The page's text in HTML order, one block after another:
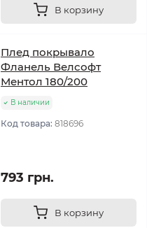
В корзину
Плед покрывало
Фланель Велсофт
Ментол 180/200
В наличии
Код товара: 818696
793 грн.
В корзину